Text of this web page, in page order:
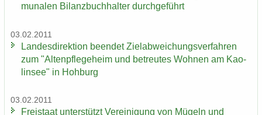
mu­na­len Bi­lanz­buch­hal­ter durch­ge­führt
03.02.2011
Lan­des­di­rek­ti­on be­en­det Ziel­ab­wei­chungs­ver­fah­ren
zum "Al­ten­pfle­ge­heim und be­treu­tes Woh­nen am Kao­
lin­see" in Hoh­burg
03.02.2011
Frei­staat un­ter­stützt Ver­ei­ni­gung von Mü­geln und